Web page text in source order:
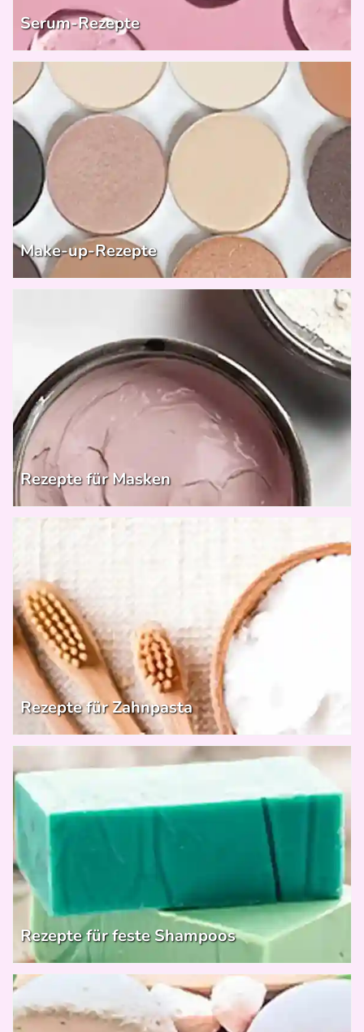
Serum-Rezepte
Make-up-Rezepte
Rezepte für Masken
Rezepte für Zahnpasta
Rezepte für feste Shampoos